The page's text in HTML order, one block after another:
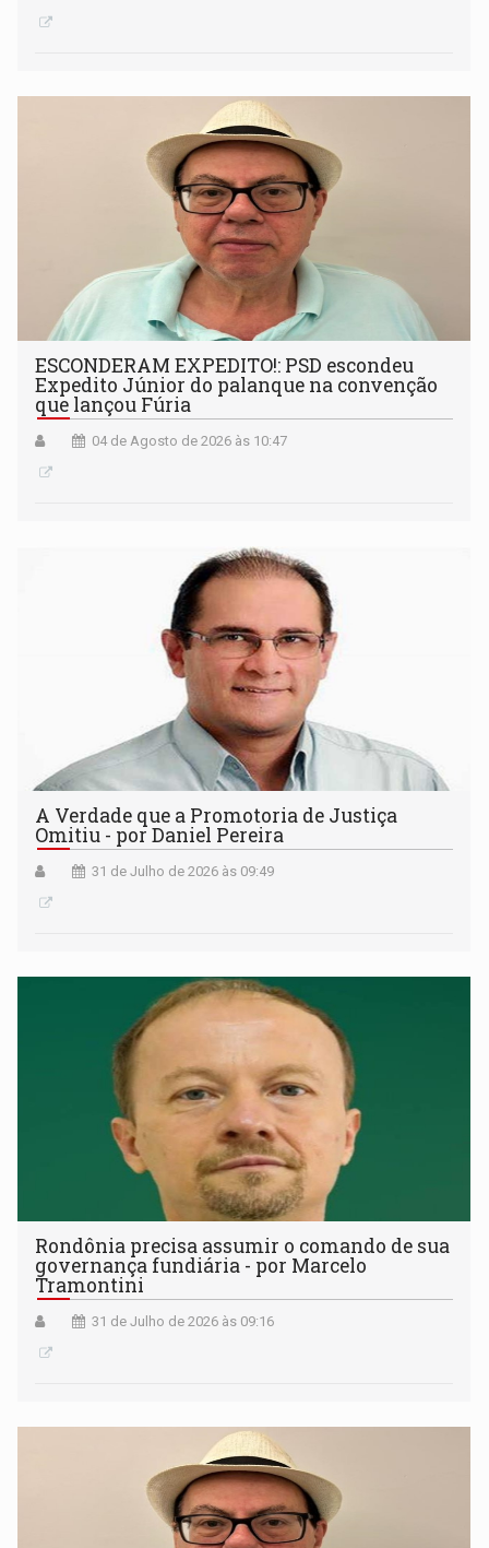
ESCONDERAM EXPEDITO!: PSD escondeu
Expedito Júnior do palanque na convenção
que lançou Fúria
04 de Agosto de 2026 às 10:47
A Verdade que a Promotoria de Justiça
Omitiu - por Daniel Pereira
31 de Julho de 2026 às 09:49
Rondônia precisa assumir o comando de sua
governança fundiária - por Marcelo
Tramontini
31 de Julho de 2026 às 09:16